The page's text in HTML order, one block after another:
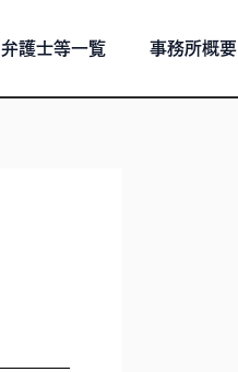
弁護士等一覧 事務所概要